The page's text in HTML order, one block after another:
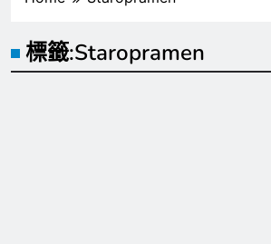
標籤:Staropramen